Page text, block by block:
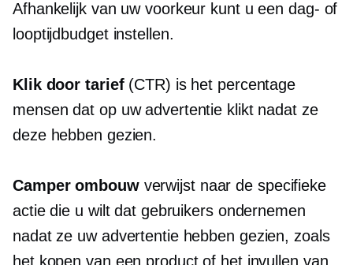
Afhankelijk van uw voorkeur kunt u een dag- of
looptijdbudget instellen.
Klik door tarief(CTR) is het percentage
mensen dat op uw advertentie klikt nadat ze
deze hebben gezien.
Camper ombouwverwijst naar de specifieke
actie die u wilt dat gebruikers ondernemen
nadat ze uw advertentie hebben gezien, zoals
het kopen van een product of het invullen van